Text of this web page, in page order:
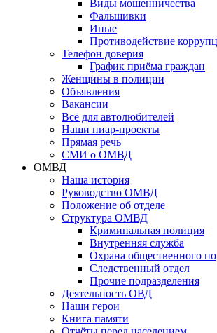
Виды мошенничества
Фальшивки
Иные
Противодействие
Телефон доверия
График приёма граждан
Женщины в полиции
Объявления
Вакансии
Всё для автолюбителей
Наши пиар-проекты
Прямая речь
СМИ о ОМВД
ОМВД
Наша история
Руководство ОМВД
Положение об отделе
Структура ОМВД
Криминальная полиция
Внутренняя служба
Охрана общественного
Следственный отдел
Прочие подразделения
Деятельность ОВД
Наши герои
Книга памяти